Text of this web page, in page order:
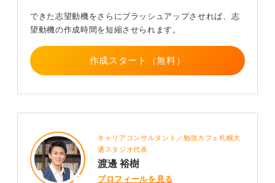
なので「仕事の範囲を広げたいと思いました」とか「正
やりがいにつながります」といったことを話せると良い
のかなという感じはします。
2
できた志望動機をさらにブラッシュアップさせれば、志
望動機の作成時間を短縮させられます。
作成スタート（無料）
キャリアコンサルタント／勉強カフェ札幌大
通スタジオ代表
渡邊 裕樹
プロフィールを見る